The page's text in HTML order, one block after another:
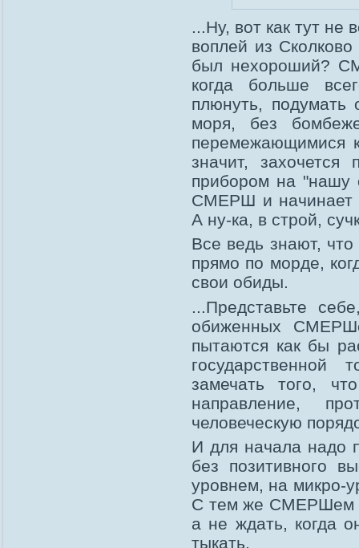
...Ну, вот как тут
воплей из
был нехороший?
когда больше
плюнуть, подумать
моря, без
перемежающимися
значит,
прибором на "нашу
СМЕРШ и начинает
А ну-ка, в строй,
Все ведь знают,
прямо по морде,
свои обиды.
...Представьте
обиженных
пытаются как бы
государственной
замечать того,
направление,
человеческую
И для начала надо
без позитивного
уровнем, на микро-
С тем же СМЕРШем
а не ждать, когда
тыкать.